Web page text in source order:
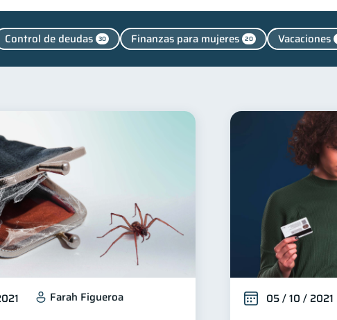
Control de deudas 30 Finanzas para mujeres 20 Vacaciones
financiera 8 Consejos
6 Ciberseguridad Derechos & Deberes 4
Bancos 4 Finanzas Personales
1 Información financiera Doble
1
Farah Figueroa 05 / 10 / 2021